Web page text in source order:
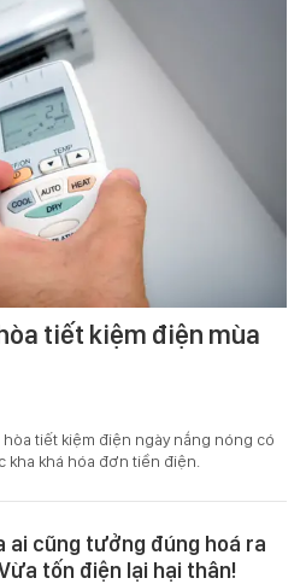
tiết kiệm điện mùa
tiết kiệm điện ngày nắng nóng có
khá hóa đơn tiền điện.
ai cũng tưởng đúng hoá ra
tốn điện lại hại thân!